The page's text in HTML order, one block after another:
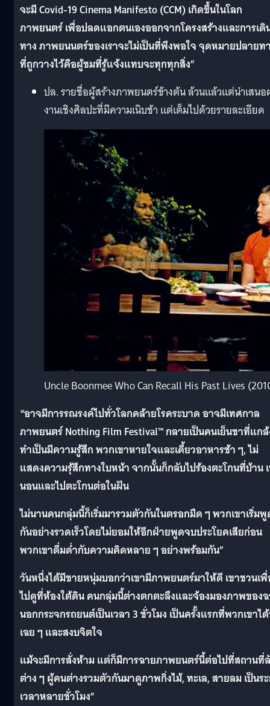
จะมี Covid-19 Cinema Manifesto (CCM) เกิดขึ้นในโลก
ภาพยนตร์ เพื่อปลดแอกตนเองออกจากโครงสร้างและการเดิ
ทาง ภาพยนนตร์ของเราจะไม่เป็นที่พึงพอใจ จุดหมายปลายท
ที่ถูกวางไว้คือผู้ชมที่รู้แจ้งแทบจะทุกทุกสิ่ง”
ปล. รายชื่อผู้สร้างภาพยนตร์ข้างต้น ล้วนแล้วแต่นำเสน
งานเชิงศิลปะที่มีความเนิบช้า แต่เต็มไปด้วยรายละเอียด
Uncle Boonmee Who Can Recall His Past Lives
“อาจมีการรณรงค์ไปทั่วโลกคล้ายโรคระบาด อาจมีเทศกาล
ภาพยนตร์ Nothing Film Festival™ กลายเป็นคนเย็นชาที่แก
ทำเป็นมีความรู้สึก พวกเขาหายใจและเคี้ยวอาหารช้า ๆ, ไม่
แสดงความรุ้สึกทางใบหน้า จากนั้นก็กลับไปร้องตะโกนที่บ้าน
นอนและไปตะโกนต่อในฝัน
ไม่นานคนกลุ่มนี้ก็เริ่มมารวมตัวกันในตรอกมืด ๆ พวกเขาเริ่ม
กันอย่างรวดเร็วโดยไม่ยอมให้อีกฝ่ายพูดจบประโยคเสียก่อน
พวกเขาดื่มด่ำกับความคิดหลาย ๆ อย่างพร้อมกัน”
วันหนึ่งได้มีชายหนุ่มบอกว่าเขามีภาพยนตร์มาให้ดี เขาชวนเ
ไปดูที่ห้องใต้ดิน คนกลุ่มนี้ต่างตกตะลึงและจ้องมองภาพของ
นอกกระจกรถยนต์เป็นเวลา 3 ชั่วโมง เป็นครั้งแรกที่พวกเขาไ
เฉย ๆ และสงบจิตใจ
แม้จะมีการสั่งห้าม แต่ก็มีการฉายภาพยนตร์นี้ต่อไปที่สถานที่
ต่าง ๆ ผู้คนต่างรวมตัวกันมาดูภาพกิ่งไม้, ทะเล, สายลม เป็นร
เวลาหลายชั่วโมง”